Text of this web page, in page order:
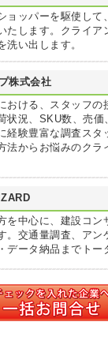
ョッパーを駆使し
たします。クライ
洗い出します。
株式会社
おける、スタッフ
状況、SKU数、売
経験豊富な調査ス
法からお悩みのク
を中心に、建設コ
。交通量調査、ア
データ納品までトー